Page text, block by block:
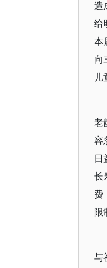
造
给
本
向
老
容
日
长
费
限
与